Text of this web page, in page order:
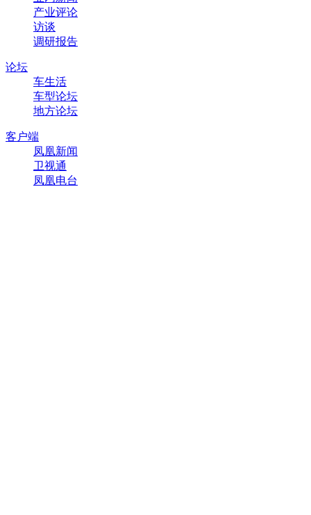
产业评论
访谈
调研报告
论坛
车生活
车型论坛
地方论坛
客户端
凤凰新闻
卫视通
凤凰电台